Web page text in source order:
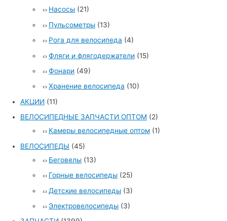
Насосы (21)
Пульсометры (13)
Рога для велосипеда (4)
Фляги и флягодержатели (15)
Фонари (49)
Хранение велосипеда (10)
АКЦИИ (11)
ВЕЛОСИПЕДНЫЕ ЗАПЧАСТИ ОПТОМ (2)
Камеры велосипедные оптом (1)
ВЕЛОСИПЕДЫ (45)
Беговелы (13)
Горные велосипеды (25)
Детские велосипеды (3)
Электровелосипеды (3)